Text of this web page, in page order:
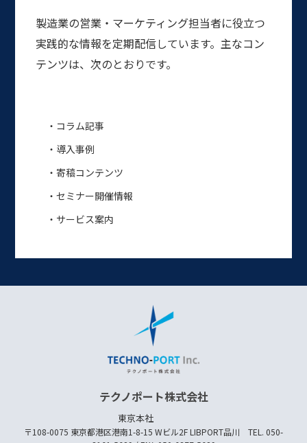
製造業の営業・マーケティング担当者に役立つ
実践的な情報を定期配信しています。主なコン
テンツは、次のとおりです。
・コラム記事
・導入事例
・寄稿コンテンツ
・セミナー開催情報
・サービス案内
テクノポート株式会社
東京本社
〒108-0075 東京都港区港南1-8-15 Wビル2F LIBPORT品川 TEL. 050-